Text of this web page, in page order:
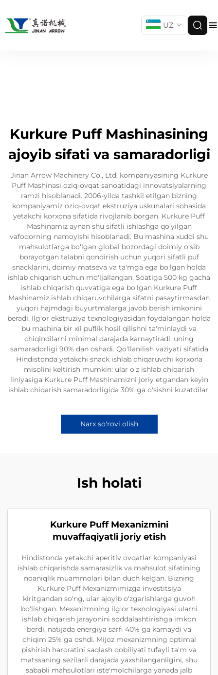
UZ
Kurkure Puff Mashinasining
ajoyib sifati va samaradorligi
Jinan Arrow Machinery Co., Ltd. kompaniyasining Kurkure
Puff Mashinasi oziq-ovqat sanoatidagi innovatsiyalarning
ramzi hisoblanadi. 2006-yilda tashkil etilgan bizning
kompaniyamiz oziq-ovqat ekstruziya uskunalari sohasida
yetakchi korxona sifatida rivojlanib borgan. Kurkure Puff
Mashinamiz aynan shu sifatli ishlashga qo‘yilgan
vafodorning namoyishi hisoblanadi. Bu mashina xuddi shu
mahsulotlarga bo‘lgan global bozordagi doimiy o‘sib
borayotgan talabni qondirish uchun yuqori sifatli puf
snacklarini, doimiy matseva va ta'mga ega bo'lgan holda
ishlab chiqarish uchun mo'ljallangan. Soatiga 500 kg gacha
ishlab chiqarish quvvatiga ega bo'lgan Kurkure Puff
Mashinamiz ishlab chiqaruvchilarga sifatni pasaytirmasdan
yuqori hajmdagi buyurtmalarga javob berish imkonini
beradi. Ilg'or ekstruziya texnologiyasidan foydalangan holda
bu mashina bir xil puflik hosil qilishni ta'minlaydi va
chiqindilarni minimal darajada kamaytiradi; uning
samaradorligi 90% dan oshadi. Qo'llanilish vaziyati sifatida
Hindistonda yetakchi snack ishlab chiqaruvchi korxona
misolini keltirish mumkin: ular o'z ishlab chiqarish
liniyasiga Kurkure Puff Mashinamizni joriy etgandan keyin
ishlab chiqarish samaradorligida 30% ga o'sishni kuzatdilar.
Narx so'rovi olish
Ish holati
Kurkure Puff Mexanizmini
muvaffaqiyatli joriy etish
Hindistonda yetakchi aperitiv ovqatlar kompaniyasi
ishlab chiqarishda samarasizlik va mahsulot sifatining
noaniqlik muammolari bilan duch kelgan. Bizning
Kurkure Puff Mexanizmimizga investitsiya
kiritgandan so'ng, ular ajoyib o'zgarishlarga guvoh
bo'lishgan. Mexanizmning ilg'or texnologiyasi ularni
ishlab chiqarish jarayonini soddalashtirishga imkon
berdi, natijada energiya sarfi 40% ga kamaydi va
chiqim 25% ga oshdi. Mijoz mexanizmning optimal
pishirish haroratini saqlash qobiliyati tufayli ta'm va
matssaning sezilarli darajada yaxshilanganligini, shu
sababli mahsulotlari iste'molchilarga yanada jalb